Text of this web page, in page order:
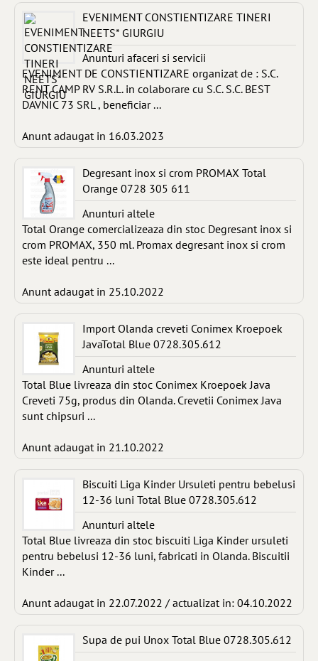
EVENIMENT CONSTIENTIZARE TINERI
NEETS* GIURGIU
Anunturi afaceri si servicii
EVENIMENT DE CONSTIENTIZARE organizat de : S.C.
RENT CAMP RV S.R.L. in colaborare cu S.C. S.C. BEST
DAVNIC 73 SRL , beneficiar ...
Anunt adaugat in 16.03.2023
Degresant inox si crom PROMAX Total
Orange 0728 305 611
Anunturi altele
Total Orange comercializeaza din stoc Degresant inox si
crom PROMAX, 350 ml. Promax degresant inox si crom
este ideal pentru ...
Anunt adaugat in 25.10.2022
Import Olanda creveti Conimex Kroepoek
JavaTotal Blue 0728.305.612
Anunturi altele
Total Blue livreaza din stoc Conimex Kroepoek Java
Creveti 75g, produs din Olanda. Crevetii Conimex Java
sunt chipsuri ...
Anunt adaugat in 21.10.2022
Biscuiti Liga Kinder Ursuleti pentru bebelusi
12-36 luni Total Blue 0728.305.612
Anunturi altele
Total Blue livreaza din stoc biscuiti Liga Kinder ursuleti
pentru bebelusi 12-36 luni, fabricati in Olanda. Biscuitii
Kinder ...
Anunt adaugat in 22.07.2022 / actualizat in: 04.10.2022
Supa de pui Unox Total Blue 0728.305.612